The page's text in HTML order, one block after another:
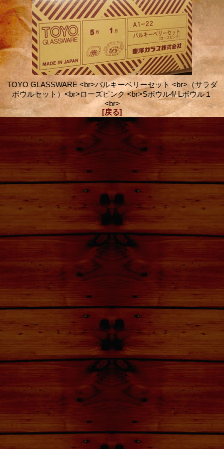
TOYO GLASSWARE <br>バルキーベリーセット <br>（サラダ
ボウルセット）<br>ローズピンク <br>Sボウル4/ Lボウル１
<br>
[戻る]